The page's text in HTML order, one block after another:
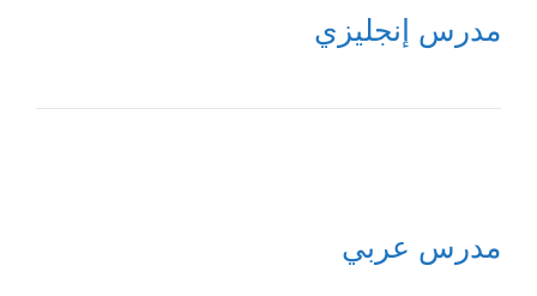
مدرس إنجليزي
مدرس عربي